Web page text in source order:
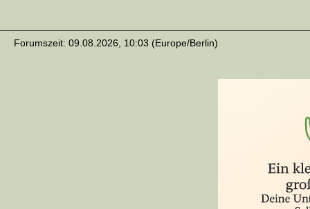
Forumszeit: 09.08.2026, 10:03 (Europe/Berlin)